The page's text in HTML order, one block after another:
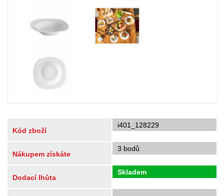
Kód zboží
i401_128229
Nákupem získáte
3 bodů
Dodací lhůta
Skladem